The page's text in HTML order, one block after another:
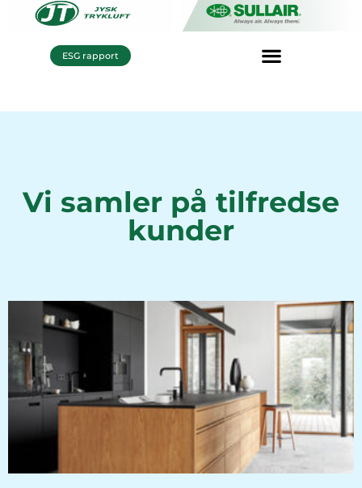
ESG rapport
Vi samler på tilfredse
kunder